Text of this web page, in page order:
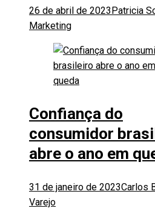
26 de abril de 2023Patricia
Marketing
Confiança do
consumidor
abre o ano em
31 de janeiro de 2023Carlos
Varejo